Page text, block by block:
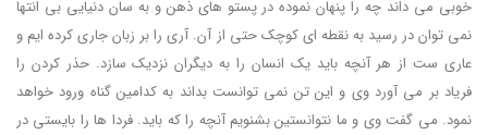
خوبی می داند چه را پنهان نموده در پستو های ذهن و به سان دنیایی بی انتها
نمی توان در رسید به نقطه ای کوچک حتی از آن. آری را بر زبان جاری کرده ایم و
عاری ست از هر آنچه باید یک انسان را به دیگران نزدیک سازد. حذر کردن را
فریاد بر می آورد وی و این تن نمی توانست بداند به کدامین گناه ورود خواهد
نمود. می گفت وی و ما نتوانستین بشنویم آنچه را که باید. فردا ها را بایستی در